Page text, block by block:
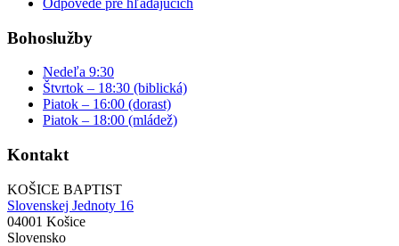
Bohoslužby
Nedeľa 9:30
Štvrtok – 18:30 (biblická)
Piatok – 16:00 (dorast)
Piatok – 18:00 (mládež)
Kontakt
KOŠICE BAPTIST
Slovenskej Jednoty 16
04001 Košice
Slovensko